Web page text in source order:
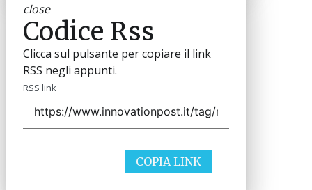
close
Codice Rss
Clicca sul pulsante per copiare il link
RSS negli appunti.
RSS link
COPIA LINK